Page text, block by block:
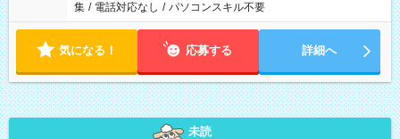
集 / 電話対応なし / パソコンスキル不要
気になる！ 応募する 詳細へ
未読